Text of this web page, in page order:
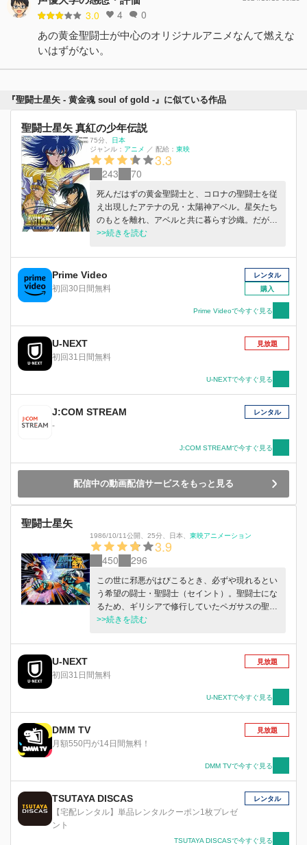
3.0 4 0
あの黄金聖闘士が中心のオリジナルアニメなんて燃えな
いはずがない。
『聖闘士星矢 - 黄金魂 soul of gold -』に似ている作品
聖闘士星矢 真紅の少年伝説
75分
日本
ジャンル： アニメ ／ 配給： 東映
3.3
243 70
死んだはずの黄金聖闘士と、コロナの聖闘士を従
え出現したアテナの兄・太陽神アベル。星矢たち
のもとを離れ、アベルと共に暮らす沙織。だが、
それは人類を滅ぼそうとするアベルを倒すためだ
を殺害してしまう…！
>>続きを読む
Prime Video
初回30日間無料
レンタル
購入
Prime Videoで今すぐ見る
U-NEXT
初回31日間無料
見放題
U-NEXTで今すぐ見る
J:COM STREAM
-
レンタル
J:COM STREAMで今すぐ見る
配信中の動画配信サービスをもっと見る
聖闘士星矢
1986/10/11公開 25分 日本 東映アニメーション
3.9
450 296
この世に邪悪がはびこるとき、必ずや現れるとい
う希望の闘士・聖闘士（セイント）。聖闘士にな
るため、ギリシアで修行していたペガサスの聖闘
士・星矢は、聖衣を手に入れて日本に帰国する。
河戦争（ギャラクシアンウォーズ）と呼ばれる聖
>>続きを読む
U-NEXT
初回31日間無料
見放題
U-NEXTで今すぐ見る
DMM TV
月額550円が14日間無料！
見放題
DMM TVで今すぐ見る
TSUTAYA DISCAS
【宅配レンタル】単品レンタルクーポン1枚プレゼ
ント
レンタル
TSUTAYA DISCASで今すぐ見る